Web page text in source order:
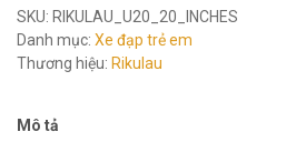
SKU: RIKULAU_U20_20_INCHES
Danh mục: Xe đạp trẻ em
Thương hiệu: Rikulau
Mô tả